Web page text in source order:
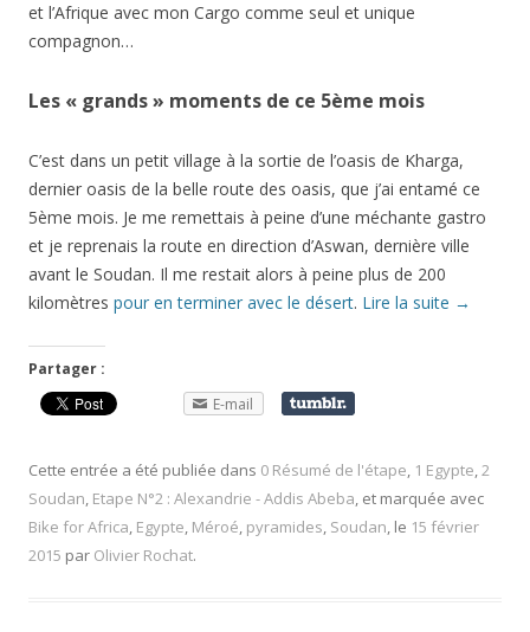
et l’Afrique avec mon Cargo comme seul et unique
compagnon…
Les « grands » moments de ce 5ème mois
C’est dans un petit village à la sortie de l’oasis de Kharga,
dernier oasis de la belle route des oasis, que j’ai entamé ce
5ème mois. Je me remettais à peine d’une méchante gastro
et je reprenais la route en direction d’Aswan, dernière ville
avant le Soudan. Il me restait alors à peine plus de 200
kilomètres pour en terminer avec le désert. Lire la suite →
Partager :
E-mail
Cette entrée a été publiée dans 0 Résumé de l'étape, 1 Egypte,2
Soudan, Etape N°2 : Alexandrie - Addis Abeba, et marquée avec
Bike for Africa, Egypte, Méroé, pyramides, Soudan, le 15 février
2015 par Olivier Rochat.